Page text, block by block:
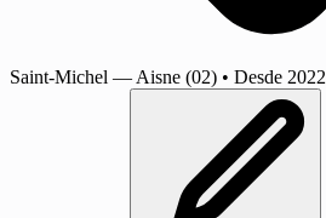
Saint-Michel — Aisne (02) • Desde 2022